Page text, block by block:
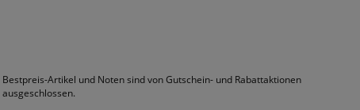
Bestpreis-Artikel und Noten sind von Gutschein- und Rabattaktionen
ausgeschlossen.